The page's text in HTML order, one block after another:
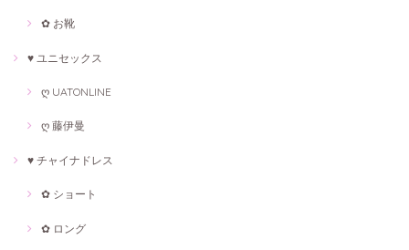
✿ お靴
♥ ユニセックス
ღ UATONLINE
ღ 藤伊曼
♥ チャイナドレス
✿ ショート
✿ ロング